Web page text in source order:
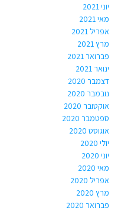
יוני 2021
מאי 2021
אפריל 2021
מרץ 2021
פברואר 2021
ינואר 2021
דצמבר 2020
נובמבר 2020
אוקטובר 2020
ספטמבר 2020
אוגוסט 2020
יולי 2020
יוני 2020
מאי 2020
אפריל 2020
מרץ 2020
פברואר 2020